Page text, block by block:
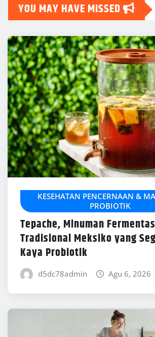
YOU MAY HAVE MISSED
KESEHATAN PENCERNAAN &
PROBIOTIK
Tepache, Minuman
Tradisional Meksiko yang
Kaya Probiotik
d5dc78admin Agu 6, 2026